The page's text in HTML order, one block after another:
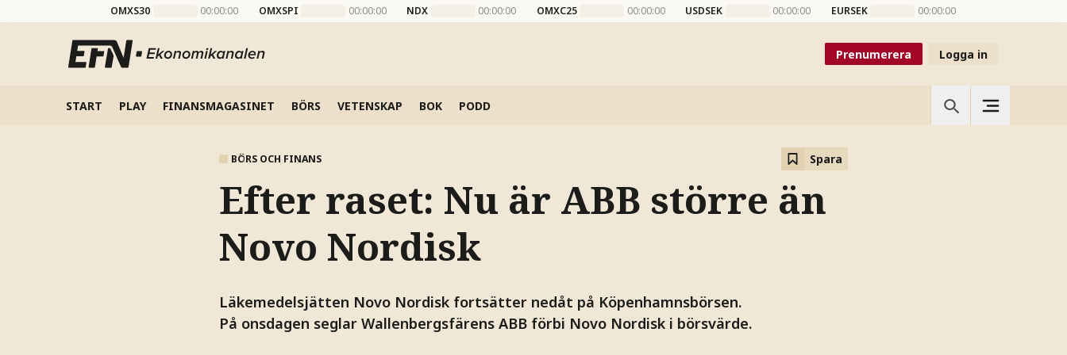
OMXS30 00:00:00 OMXSPI 00:00:00 NDX 00:00:00 OMXC25 00:00:00 USDSEK 00:00:00 EURSEK 00:00:00
Prenumerera Logga in
START PLAY FINANSMAGASINET BÖRS VETENSKAP BOK PODD
BÖRS OCH FINANS Spara
Efter raset: Nu är ABB större än
Novo Nordisk
Läkemedelsjätten Novo Nordisk fortsätter nedåt på Köpenhamnsbörsen.
På onsdagen seglar Wallenbergsfärens ABB förbi Novo Nordisk i börsvärde.